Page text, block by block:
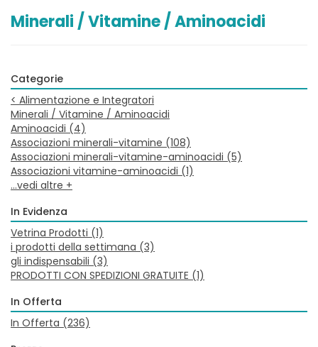
Minerali / Vitamine / Aminoacidi
Categorie
< Alimentazione e Integratori
Minerali / Vitamine / Aminoacidi
Aminoacidi (4)
Associazioni minerali-vitamine (108)
Associazioni minerali-vitamine-aminoacidi (5)
Associazioni vitamine-aminoacidi (1)
...vedi altre +
In Evidenza
Vetrina Prodotti (1)
i prodotti della settimana (3)
gli indispensabili (3)
PRODOTTI CON SPEDIZIONI GRATUITE (1)
In Offerta
In Offerta (236)